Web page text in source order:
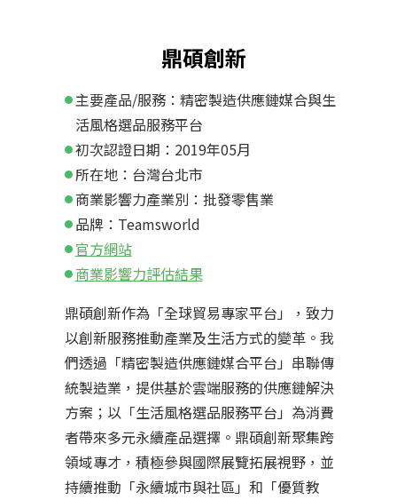
鼎碩創新
主要產品/服務：精密製造供應鏈媒合與生
活風格選品服務平台
初次認證日期：2019年05月
所在地：台灣台北市
商業影響力產業別：批發零售業
品牌：Teamsworld
官方網站
商業影響力評估結果
鼎碩創新作為「全球貿易專家平台」，致力
以創新服務推動產業及生活方式的變革。我
們透過「精密製造供應鏈媒合平台」串聯傳
統製造業，提供基於雲端服務的供應鏈解決
方案；以「生活風格選品服務平台」為消費
者帶來多元永續產品選擇。鼎碩創新聚集跨
領域專才，積極參與國際展覽拓展視野，並
持續推動「永續城市與社區」和「優質教